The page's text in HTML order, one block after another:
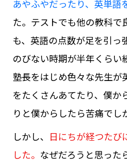
あやふやだったり、英単語
た。テストでも他の教科で
も、英語の点数が足を引っ
のびない時期が半年くらい
塾長をはじめ色々な先生が
をたくさんあてたり、僕か
りと僕からしたら苦痛でし
しかし、
日にちが経つたび
した。 なぜだろうと思ったら